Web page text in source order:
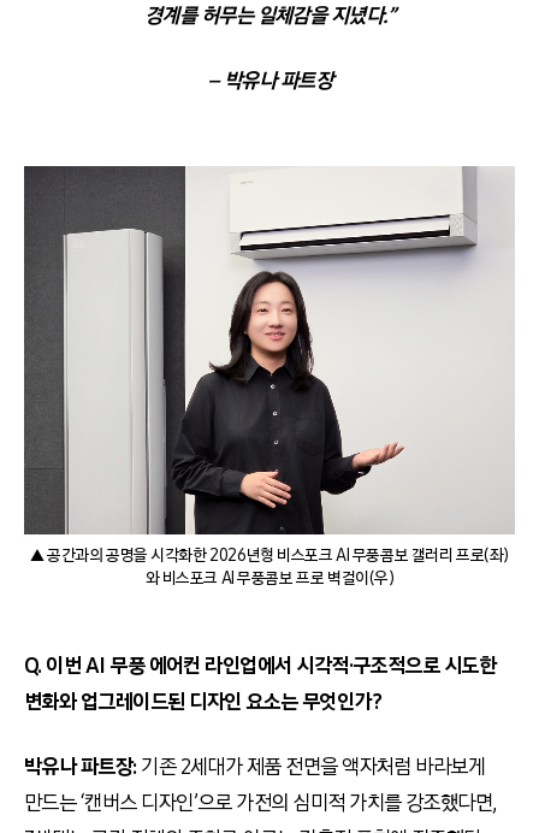
경계를 허무는 일체감을지녔다.”
– 박유나 파트장
▲ 공간과의 공명을 시각화한 2026년형 비스포크 AI 무풍콤보 갤러리 프로(좌)
와 비스포크 AI 무풍콤보 프로 벽걸이(우)
Q. 이번 AI 무풍 에어컨 라인업에서 시각적·구조적으로 시도한
변화와 업그레이드된 디자인 요소는 무엇인가?
박유나 파트장:기존 2세대가 제품 전면을 액자처럼 바라보게
만드는 ‘캔버스 디자인’으로 가전의 심미적 가치를 강조했다면,